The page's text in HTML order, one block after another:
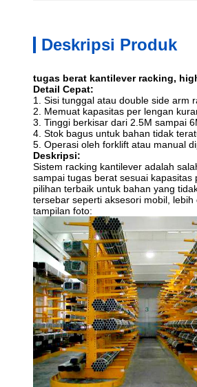
Deskripsi Produk
tugas berat kantilever racking,
Detail Cepat:
1. Sisi tunggal atau double side arm
2. Memuat kapasitas per lengan
3. Tinggi berkisar dari 2.5M sampai
4. Stok bagus untuk bahan tidak
5. Operasi oleh forklift atau manual
Deskripsi:
Sistem racking kantilever adalah
sampai tugas berat sesuai
pilihan terbaik untuk bahan yang
tersebar seperti aksesori mobil,
tampilan foto: